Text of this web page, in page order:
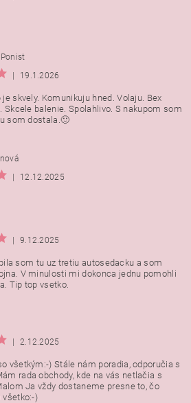
|
19.1.2026
skvely. Komunikuju hned. Volaju. Bex
Skcele balenie. Spolahlivo. S nakupom som
som dostala.🙂
|
12.12.2025
|
9.12.2025
som tu uz tretiu autosedacku a som
V minulosti mi dokonca jednu pomohli
Tip top vsetko.
|
2.12.2025
všetkým:-) Stále nám poradia, odporučia s
rada obchody, kde na vás netlačia s
Ja vždy dostaneme presne to, čo
všetko:-)